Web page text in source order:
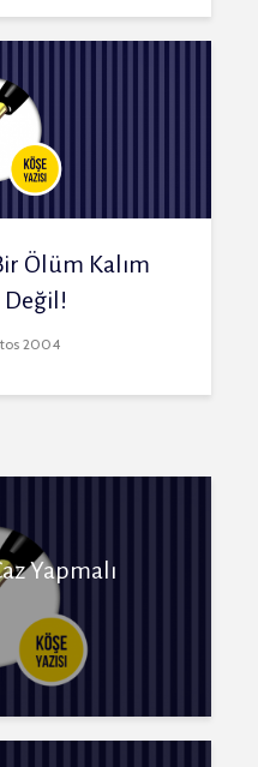
Ölüm Kalım
Değil!
2004
Yapmalı